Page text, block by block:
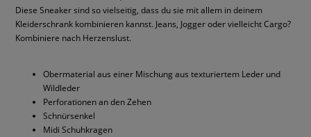
Diese Sneaker sind so vielseitig, dass du sie mit allem in deinem
Kleiderschrank kombinieren kannst. Jeans, Jogger oder vielleicht Cargo?
Kombiniere nach Herzenslust.
Obermaterial aus einer Mischung aus texturiertem Leder und
Wildleder
Perforationen an den Zehen
Schnürsenkel
Midi Schuhkragen